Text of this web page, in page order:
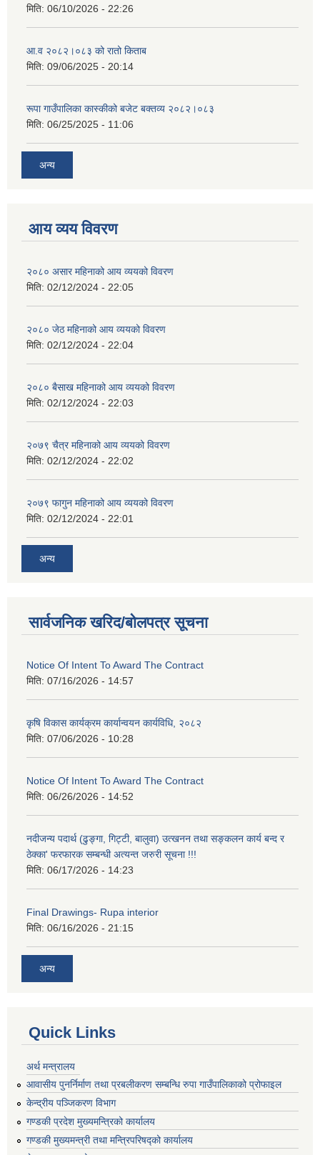
मिति: 06/10/2026 - 22:26
आ.व २०८२।०८३ को रातो किताब
मिति: 09/06/2025 - 20:14
रूपा गाउँपालिका कास्कीको बजेट बक्तव्य २०८२।०८३
मिति: 06/25/2025 - 11:06
अन्य
आय व्यय विवरण
२०८० असार महिनाको आय व्ययको विवरण
मिति: 02/12/2024 - 22:05
२०८० जेठ महिनाको आय व्ययको विवरण
मिति: 02/12/2024 - 22:04
२०८० बैसाख महिनाको आय व्ययको विवरण
मिति: 02/12/2024 - 22:03
२०७९ चैत्र महिनाको आय व्ययको विवरण
मिति: 02/12/2024 - 22:02
२०७९ फागुन महिनाको आय व्ययको विवरण
मिति: 02/12/2024 - 22:01
अन्य
सार्वजनिक खरिद/बोलपत्र सूचना
Notice Of Intent To Award The Contract
मिति: 07/16/2026 - 14:57
कृषि विकास कार्यक्रम कार्यान्वयन कार्यविधि, २०८२
मिति: 07/06/2026 - 10:28
Notice Of Intent To Award The Contract
मिति: 06/26/2026 - 14:52
नदीजन्य पदार्थ (ढुङ्गा, गिट्टी, बालुवा) उत्खनन तथा सङ्कलन कार्य बन्द र
ठेक्का' फरफारक सम्बन्धी अत्यन्त जरुरी सूचना !!!
मिति: 06/17/2026 - 14:23
Final Drawings- Rupa interior
मिति: 06/16/2026 - 21:15
अन्य
Quick Links
अर्थ मन्त्रालय
आवासीय पुनर्निर्माण तथा प्रबलीकरण सम्बन्धि रुपा गाउँपालिकाको प्रोफाइल
केन्द्रीय पञ्जिकरण विभाग
गण्डकी प्रदेश मुख्यमन्त्रिको कार्यालय
गण्डकी मुख्यमन्त्री तथा मन्त्रिपरिषद्को कार्यालय